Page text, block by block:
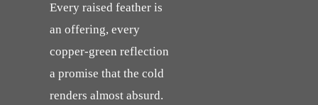
Every raised feather is
an offering, every
copper-green reflection
a promise that the cold
renders almost absurd.